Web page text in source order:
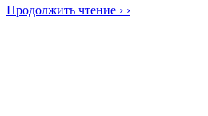
Продолжить чтение › ›